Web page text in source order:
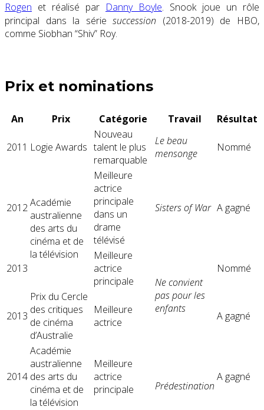
Rogen et réalisé par Danny Boyle. Snook joue un rôle
principal dans la sériesuccession (2018-2019) de HBO,
comme Siobhan “Shiv” Roy.
Prix ​​et nominations
An Prix Catégorie Travail Résultat
2011 Logie Awards
Nouveau
talent le plus
remarquable
Le beau
mensonge
Nommé
2012Académie
australienne
des arts du
cinéma et de
la télévision
Meilleure
actrice
principale
dans un
drame
télévisé
Sisters of War A gagné
2013
Meilleure
actrice
principale
Ne convient
pas pour les
enfants
Nommé
2013
Prix ​​du Cercle
des critiques
de cinéma
d’Australie
Meilleure
actrice
A gagné
2014
Académie
australienne
des arts du
cinéma et de
la télévision
Meilleure
actrice
principale
Prédestination
A gagné